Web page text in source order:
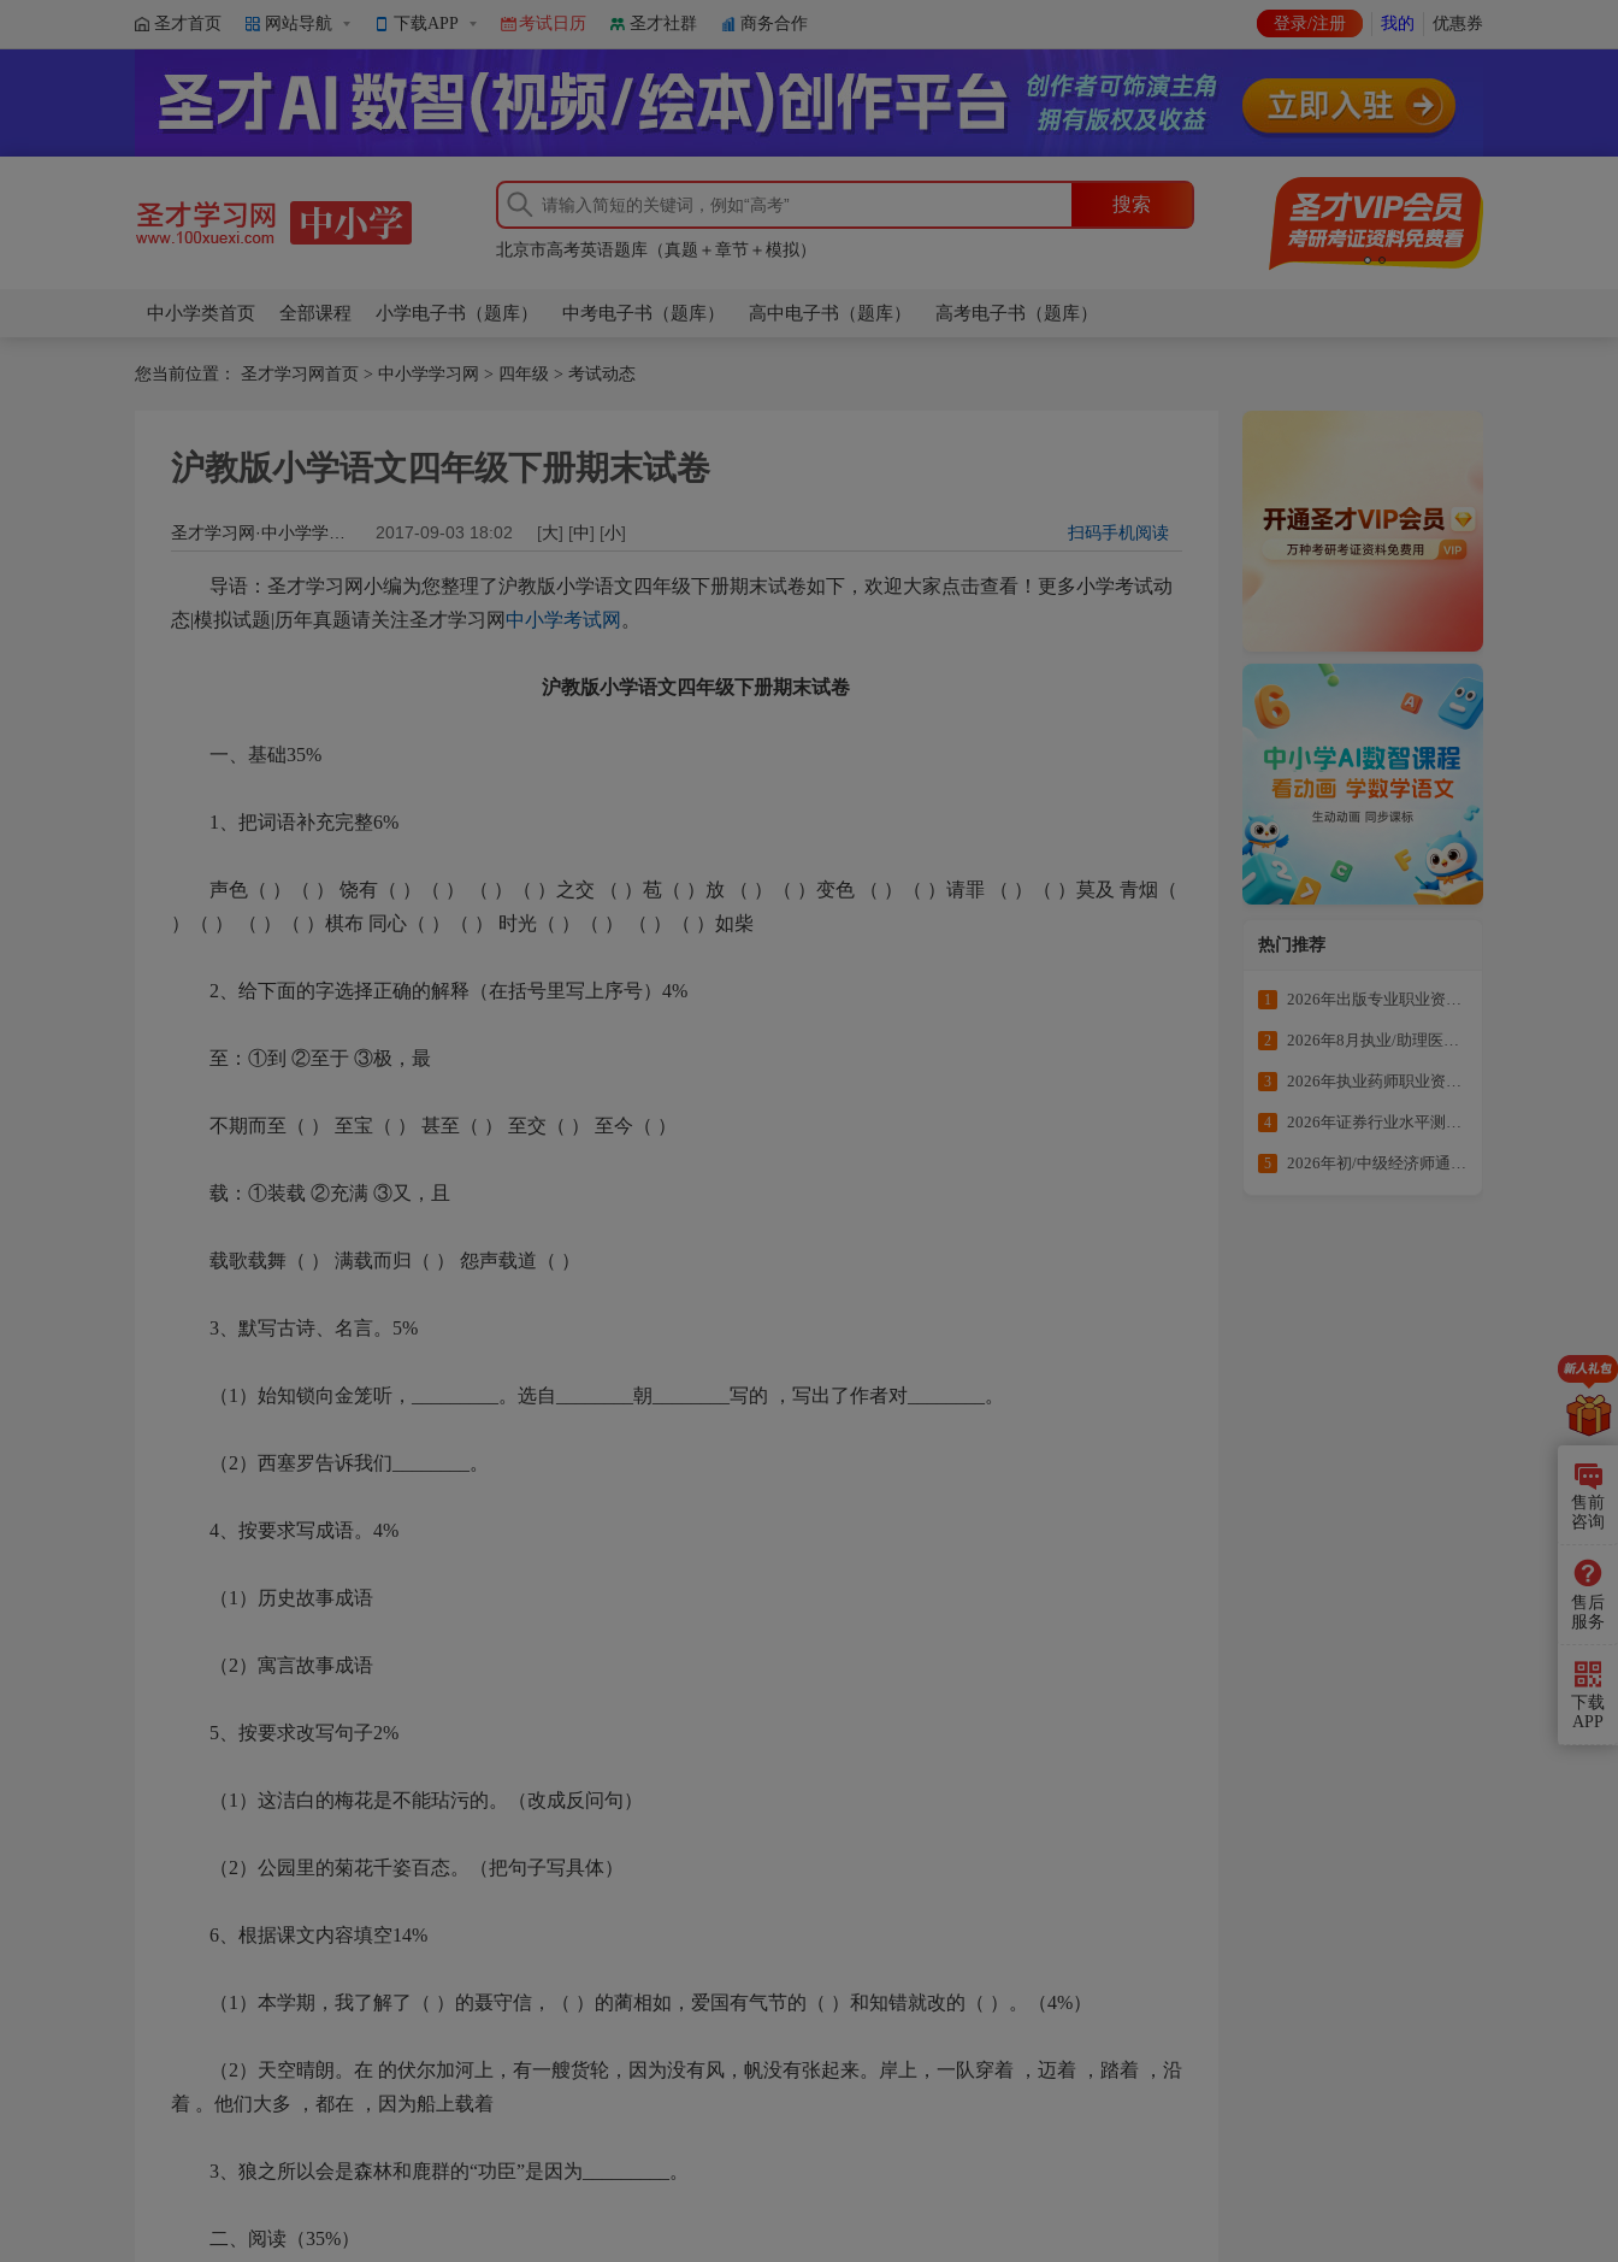
圣才首页 网站导航 下载APP 考试日历 圣才社群 商务合作 登录/注册 我的 优惠券
【新人教版】高中英语（必修一至选修七）单词同步速记
北京市高考英语题库（真题＋章节＋模拟）
北京市高考英语题库（真题＋章节＋模拟）
搜索
中小学类首页 全部课程 小学电子书（题库） 中考电子书（题库） 高中电子书（题库） 高考电子书（题库）
您当前位置： 圣才学习网首页 > 中小学学习网 > 四年级 > 考试动态
沪教版小学语文四年级下册期末试卷
2017-09-03 18:02 [大] [中] [小] 扫码手机阅读
导语：圣才学习网小编为您整理了沪教版小学语文四年级下册期末试卷如下，欢迎大家点击查看！更多小学考试动
态|模拟试题|历年真题请关注圣才学习网 中小学考试网 。
沪教版小学语文四年级下册期末试卷
一、基础35%
1、把词语补充完整6%
声色（ ）（ ） 饶有（ ）（ ） （ ）（ ）之交 （ ）苞（ ）放 （ ）（ ）变色 （ ）（ ）请罪 （ ）（ ）莫及 青烟（
）（ ） （ ）（ ）棋布 同心（ ）（ ） 时光（ ）（ ） （ ）（ ）如柴
2、给下面的字选择正确的解释（在括号里写上序号）4%
至：①到 ②至于 ③极，最
不期而至（ ） 至宝（ ） 甚至（ ） 至交（ ） 至今（ ）
载：①装载 ②充满 ③又，且
载歌载舞（ ） 满载而归（ ） 怨声载道（ ）
3、默写古诗、名言。5%
（1）始知锁向金笼听，_________。选自________朝________写的 ，写出了作者对________。
（2）西塞罗告诉我们________。
4、按要求写成语。4%
（1）历史故事成语
（2）寓言故事成语
5、按要求改写句子2%
（1）这洁白的梅花是不能玷污的。（改成反问句）
（2）公园里的菊花千姿百态。（把句子写具体）
6、根据课文内容填空14%
（1）本学期，我了解了（ ）的聂守信，（ ）的蔺相如，爱国有气节的（ ）和知错就改的（ ）。（4%）
（2）天空晴朗。在 的伏尔加河上，有一艘货轮，因为没有风，帆没有张起来。岸上，一队穿着 ，迈着 ，踏着 ，沿
着 。他们大多 ，都在 ，因为船上载着
3、狼之所以会是森林和鹿群的“功臣”是因为_________。
二、阅读（35%）
热门推荐
1 2026年出版专业职业资格考试学练结合冲刺备考
2 2026年8月执业/助理医师全科目复习资料
3 2026年执业药师职业资格考试提分大作战
4 2026年证券行业水平测试备考合集
5 2026年初/中级经济师通关方案：核心考点全拆解・备考不走弯路
售前
咨询
售后
服务
下载
APP